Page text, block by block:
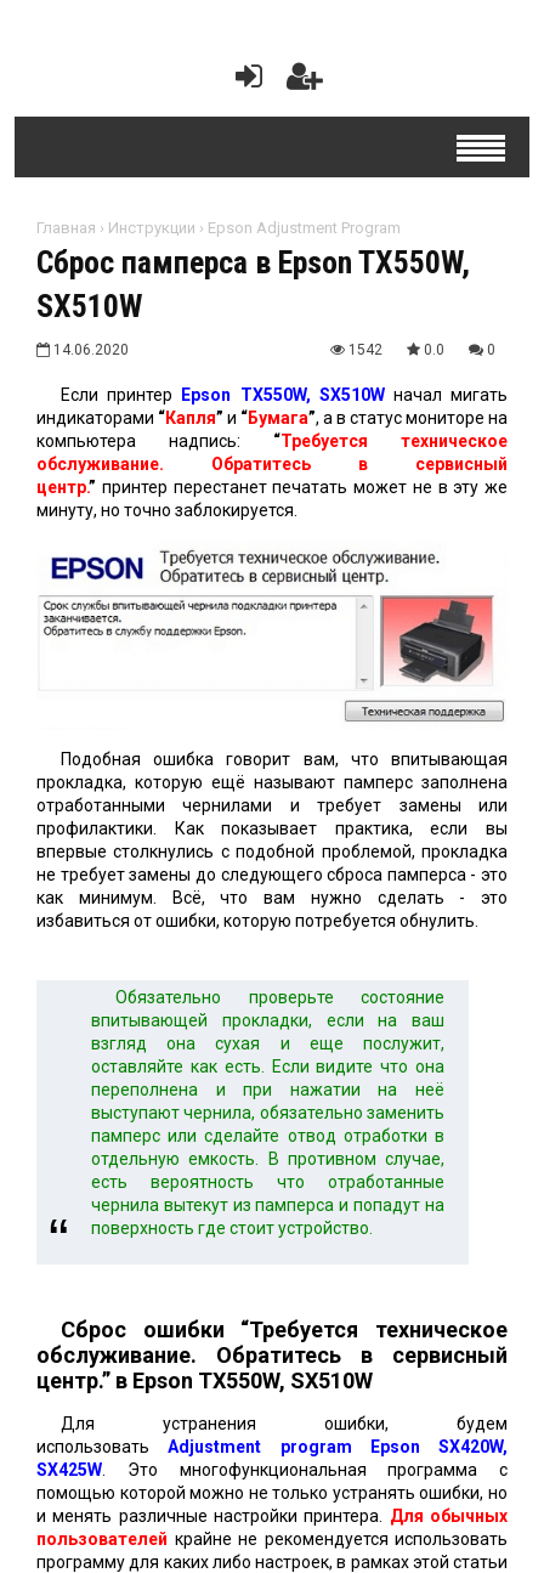
Главная › Инструкции › Epson Adjustment Program
Сброс памперса в Epson TX550W,
SX510W
14.06.2020 1542 0.0 0
Если принтер Epson TX550W, SX510W начал мигать
индикаторами “Капля” и “Бумага”, а в статус мониторе на
компьютера надпись: “Требуется техническое
обслуживание. Обратитесь в сервисный
центр.” принтер перестанет печатать может не в эту же
минуту, но точно заблокируется.
Подобная ошибка говорит вам, что впитывающая
прокладка, которую ещё называют памперс заполнена
отработанными чернилами и требует замены или
профилактики. Как показывает практика, если вы
впервые столкнулись с подобной проблемой, прокладка
не требует замены до следующего сброса памперса - это
как минимум. Всё, что вам нужно сделать - это
избавиться от ошибки, которую потребуется обнулить.
Обязательно проверьте состояние
впитывающей прокладки, если на ваш
взгляд она сухая и еще послужит,
оставляйте как есть. Если видите что она
переполнена и при нажатии на неё
выступают чернила, обязательно заменить
памперс или сделайте отвод отработки в
отдельную емкость. В противном случае,
есть вероятность что отработанные
чернила вытекут из памперса и попадут на
поверхность где стоит устройство.
Сброс ошибки “Требуется техническое
обслуживание. Обратитесь в сервисный
центр.” в Epson TX550W, SX510W
Для устранения ошибки, будем
использоватьAdjustment program Epson SX420W,
SX425W . Это многофункциональная программа с
помощью которой можно не только устранять ошибки, но
и менять различные настройки принтера. Для обычных
пользователей крайне не рекомендуется использовать
программу для каких либо настроек, в рамках этой статьи